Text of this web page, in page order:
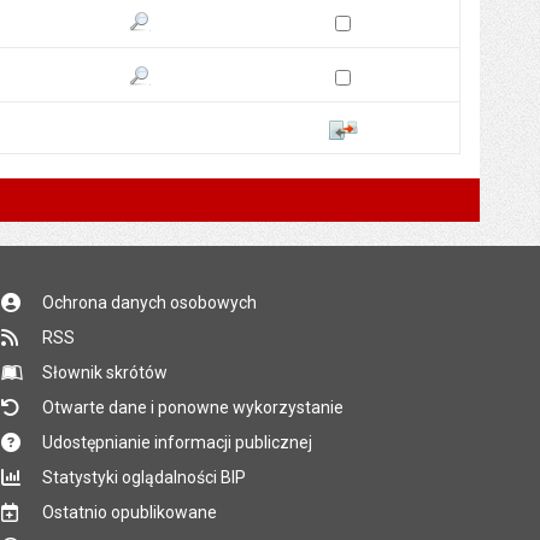
Pokaż podgląd wersji z dnia 21.08.2014 07:26
Zaznacz wersję do
Pokaż podgląd wersji z dnia 21.08.2014 07:25
Zaznacz wersję do
Ochrona danych osobowych
RSS
Słownik skrótów
Otwarte dane i ponowne wykorzystanie
Udostępnianie informacji publicznej
Statystyki oglądalności BIP
Ostatnio opublikowane